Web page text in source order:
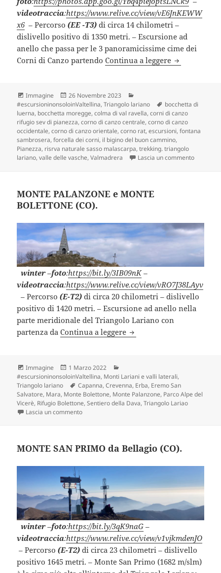
videotraccia:https://www.relive.cc/view/vE6JnKEWW
x6 – Percorso(EE -T3) di circa 14 chilometri –
dislivello positivo di 1350 metri. – Escursione ad
anello che passa per le 3 panoramicissime cime dei
Corni di Canzo partendoContinua a leggere I TRE
Formato
Immagine
Scritto
il
26 Novembre 2023
#escursioninonsoloinValtellina,Triangolo lariano Tag
bocchetta di
luerna, bocchetta moregge,colma di val ravella,corni di canzo
rifugio sev di pianezza,corno di canzo centrale,corno di canzo
occidentale,corno di canzo orientale,corno rat,escursioni,fontana
sambrosera,forcella dei corni, il bigino del buon cammino,
Pianezza, risrva naturale sasso malascarpa,trekking. triangolo
lariano,valle delle vasche,Valmadrera Lascia un commentosu I TRE
MONTE PALANZONE e MONTE
BOLETTONE (CO).
winter–foto:https://bit.ly/3IB09nK –
videotraccia:https://www.relive.cc/view/vRO7J38LAyv
– Percorso(E-T2) di circa 20 chilometri – dislivello
positivo di 1420 metri. – Escursione ad anello nella
parte meridionale del Triangolo Lariano con
partenza daContinua a leggere MONTE PALANZONE e
Formato
Immagine
Scritto
il
1 Marzo 2022
#escursioninonsoloinValtellina, Monti Lariani e valli laterali,
Triangolo lariano
Tag
Capanna,Crevenna, Erba, Eremo San
Salvatore, Mara, Monte Bolettone, Monte Palanzone, Parco Alpe del
Vicerè, Rifugio Bolettone,Sentiero della Dava,Triangolo Lariao
Lascia un commentosu MONTE PALANZONE e MONTE BOLETTONE
MONTE SAN PRIMO da Bellagio (CO).
winter –foto:https://bit.ly/3qK9naG –
videotraccia:https://www.relive.cc/view/v1vjkmdenJO
– Percorso(E-T2) di circa 23 chilometri – dislivello
positivo 1645 metri. – Monte San Primo (1682 m/slm)